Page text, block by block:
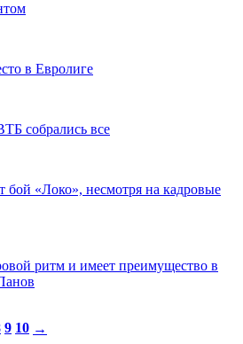
в Евролиге
собрались все
бой «Локо», несмотря на кадровые
ритм и имеет преимущество в
9 10 →